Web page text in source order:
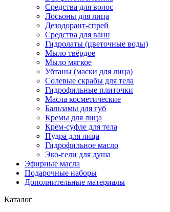
Средства для волос
Лосьоны для лица
Дезодорант-спрей
Средства для ванн
Гидролаты (цветочные воды)
Мыло твёрдое
Мыло мягкое
Убтаны (маски для лица)
Солевые скрабы для тела
Гидрофильные плиточки
Масла косметические
Бальзамы для губ
Кремы для лица
Крем-суфле для тела
Пудра для лица
Гидрофильное масло
Эко-гели для душа
Эфирные масла
Подарочные наборы
Дополнительные материалы
Каталог